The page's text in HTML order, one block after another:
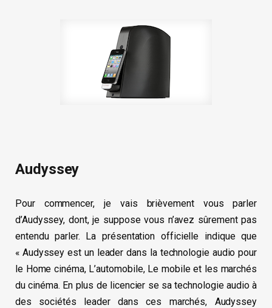
Audyssey
Pour commencer, je vais brièvement vous parler
d’Audyssey, dont, je suppose vous n’avez sûrement pas
entendu parler. La présentation officielle indique que
« Audyssey est un leader dans la technologie audio pour
le Home cinéma, L’automobile, Le mobile et les marchés
du cinéma. En plus de licencier se sa technologie audio à
des sociétés leader dans ces marchés, Audyssey